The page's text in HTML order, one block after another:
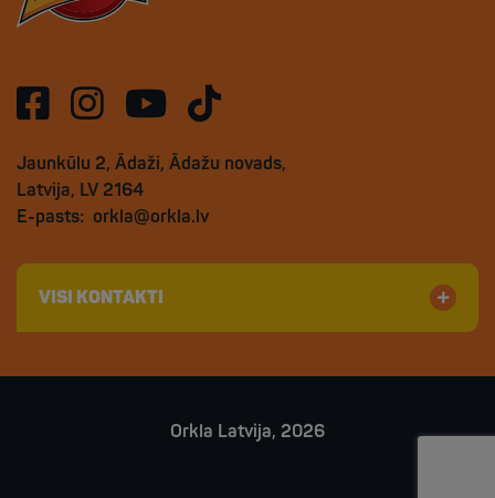
Jaunkūlu 2, Ādaži, Ādažu novads,
Latvija, LV 2164
E-pasts: orkla@orkla.lv
VISI KONTAKTI
Orkla Latvija, 2026